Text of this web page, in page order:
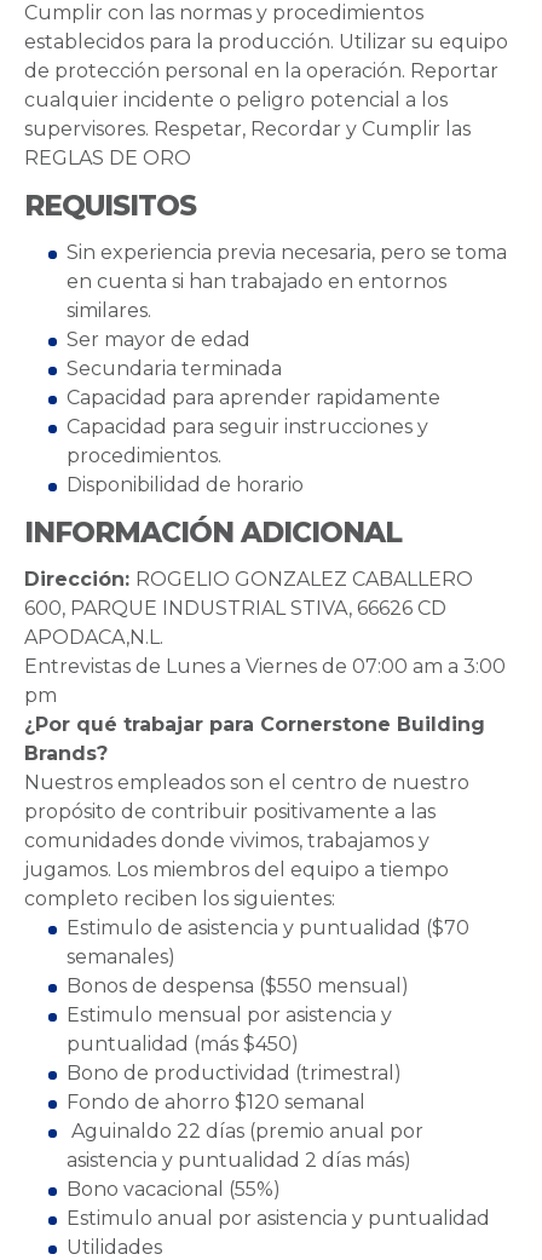
Cumplir con las normas y procedimientos
establecidos para la producción. Utilizar su equipo
de protección personal en la operación. Reportar
cualquier incidente o peligro potencial a los
supervisores. Respetar, Recordar y Cumplir las
REGLAS DE ORO
REQUISITOS
Sin experiencia previa necesaria, pero se toma
en cuenta si han trabajado en entornos
similares.
Ser mayor de edad
Secundaria terminada
Capacidad para aprender rapidamente
Capacidad para seguir instrucciones y
procedimientos.
Disponibilidad de horario
INFORMACIÓN ADICIONAL
Dirección: ROGELIO GONZALEZ CABALLERO
600, PARQUE INDUSTRIAL STIVA, 66626 CD
APODACA,N.L.
Entrevistas de Lunes a Viernes de 07:00 am a 3:00
pm
¿Por qué trabajar para Cornerstone Building
Brands?
Nuestros empleados son el centro de nuestro
propósito de contribuir positivamente a las
comunidades donde vivimos, trabajamos y
jugamos. Los miembros del equipo a tiempo
completo reciben los siguientes:
Estimulo de asistencia y puntualidad ($70
semanales)
Bonos de despensa ($550 mensual)
Estimulo mensual por asistencia y
puntualidad (más $450)
Bono de productividad (trimestral)
Fondo de ahorro $120 semanal
Aguinaldo 22 días (premio anual por
asistencia y puntualidad 2 días más)
Bono vacacional (55%)
Estimulo anual por asistencia y puntualidad
Utilidades